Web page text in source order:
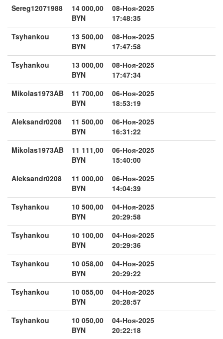
Sereg12071988
14 000,00
BYN
08-Ноя-2025
17:48:35
Tsyhankou
13 500,00
BYN
08-Ноя-2025
17:47:58
Tsyhankou
13 000,00
BYN
08-Ноя-2025
17:47:34
Mikolas1973AB
11 700,00
BYN
06-Ноя-2025
18:53:19
Aleksandr0208
11 500,00
BYN
06-Ноя-2025
16:31:22
Mikolas1973AB
11 111,00
BYN
06-Ноя-2025
15:40:00
Aleksandr0208
11 000,00
BYN
06-Ноя-2025
14:04:39
Tsyhankou
10 500,00
BYN
04-Ноя-2025
20:29:58
Tsyhankou
10 100,00
BYN
04-Ноя-2025
20:29:36
Tsyhankou
10 058,00
BYN
04-Ноя-2025
20:29:22
Tsyhankou
10 055,00
BYN
04-Ноя-2025
20:28:57
Tsyhankou
10 050,00
BYN
04-Ноя-2025
20:22:18